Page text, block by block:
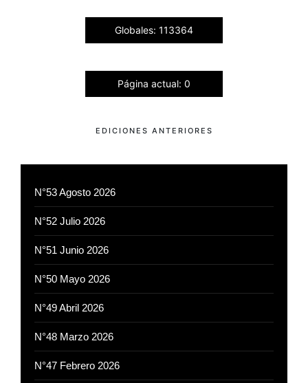
Globales: 113364
Página actual: 0
EDICIONES ANTERIORES
N°53 Agosto 2026
N°52 Julio 2026
N°51 Junio 2026
N°50 Mayo 2026
N°49 Abril 2026
N°48 Marzo 2026
N°47 Febrero 2026